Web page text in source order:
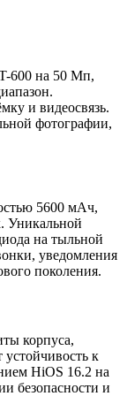
600 на 50 Мп,
и видеосвязь.
фотографии,
5600 мАч,
Уникальной
на тыльной
уведомления
поколения.
корпуса,
к
HiOS 16.2 на
безопасности и